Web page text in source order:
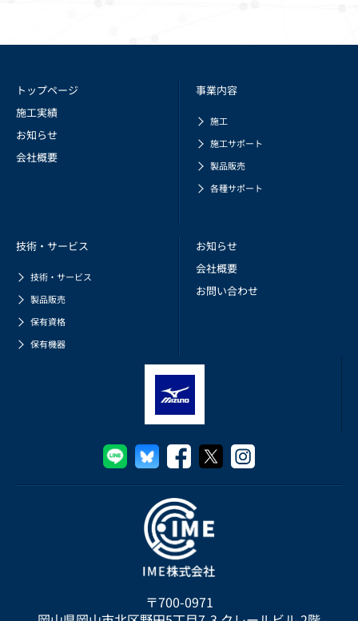
トップページ
施工実績
お知らせ
会社概要
事業内容
施工
施工サポート
製品販売
各種サポート
技術・サービス
技術・サービス
製品販売
保有資格
保有機器
お知らせ
会社概要
お問い合わせ
〒700-0971